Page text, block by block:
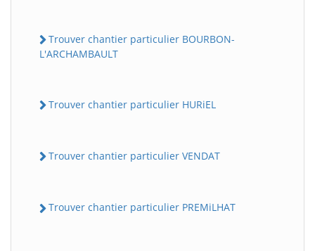
Trouver chantier particulier BOURBON-
L'ARCHAMBAULT
Trouver chantier particulier HURiEL
Trouver chantier particulier VENDAT
Trouver chantier particulier PREMiLHAT